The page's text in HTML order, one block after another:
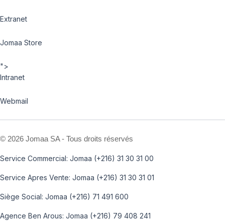
Extranet
Jomaa Store
">
Intranet
Webmail
© 2026 Jomaa SA - Tous droits réservés
Service Commercial: Jomaa (+216) 31 30 31 00
Service Apres Vente: Jomaa (+216) 31 30 31 01
Siège Social: Jomaa (+216) 71 491 600
Agence Ben Arous: Jomaa (+216) 79 408 241